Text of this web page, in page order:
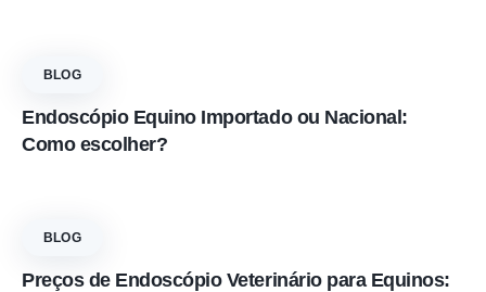
BLOG
Endoscópio Equino Importado ou Nacional:
Como escolher?
BLOG
Preços de Endoscópio Veterinário para Equinos: